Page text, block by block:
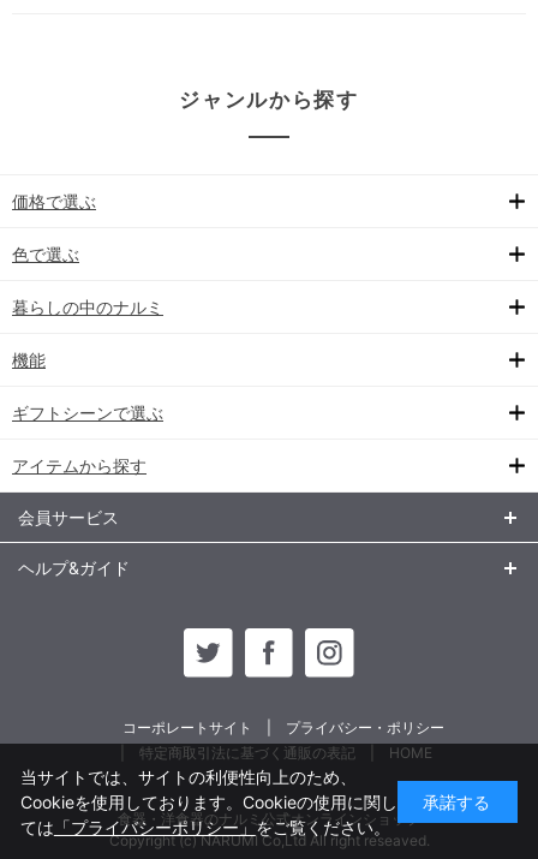
ジャンルから探す
価格で選ぶ
色で選ぶ
暮らしの中のナルミ
機能
ギフトシーンで選ぶ
アイテムから探す
会員サービス
ヘルプ&ガイド
コーポレートサイト
プライバシー・ポリシー
特定商取引法に基づく通販の表記
HOME
食器・洋食器のナルミ公式オンラインショップ
Copyright (c) NARUMI Co,Ltd All right reseaved.
当サイトでは、サイトの利便性向上のため、
Cookieを使用しております。Cookieの使用に関し
ては 「プライバシーポリシー」をご覧ください。
承諾する